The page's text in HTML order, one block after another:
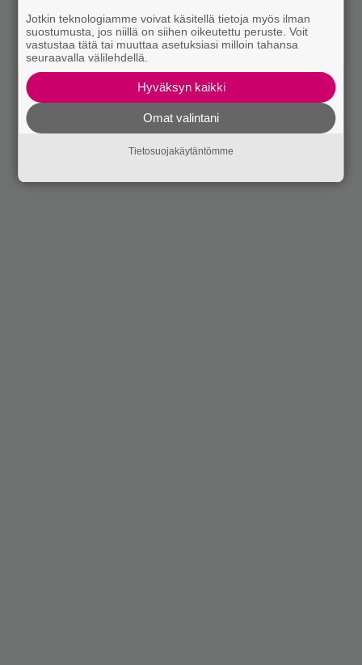
Jotkin teknologiamme voivat käsitellä tietoja myös ilman
suostumusta, jos niillä on siihen oikeutettu peruste. Voit
vastustaa tätä tai muuttaa asetuksiasi milloin tahansa
seuraavalla välilehdellä.
Hyväksyn kaikki
Omat valintani
Tietosuojakäytäntömme